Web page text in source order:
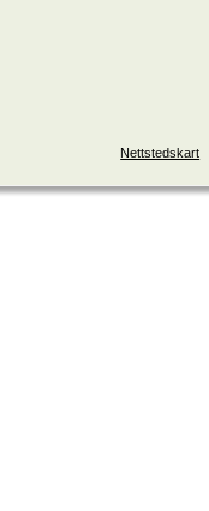
Nettstedskart